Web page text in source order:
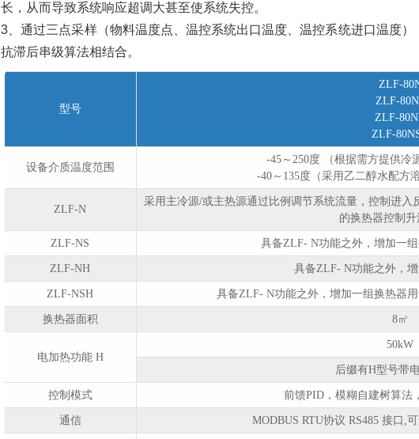
长，从而导致系统响应超调大甚至使系统失控。
3、通过三点采样（物料温度点、温控系统出口温度、温控系统进口温度
抗滞后串级算法相结合。
型号
ZLF-
ZLF-
ZLF-
ZLF-
设备介质温度范围
-45～250度 （根据需方提供冷
-40～135度（采用乙二醇水配方
ZLF-N
采用主冷源/或主热源通过比例调节系统流量，控制进
的换热器控制
ZLF-NS 具备ZLF- N功能之外，增加一
ZLF-NH 具备ZLF- N功能之外，
ZLF-NSH 具备ZLF- N功能之外，增加一组换热器
换热器面积 8㎡
电加热功能 H
50kW
后缀有H型号带
控制模式 前馈PID，模糊自建树算法
通信 MODBUS RTU协议 RS485 接口,